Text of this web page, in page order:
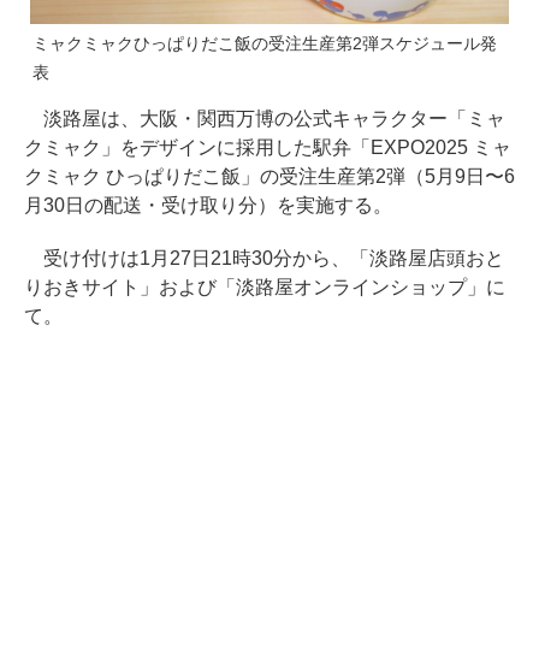
ミャクミャクひっぱりだこ飯の受注生産第2弾スケジュール発
表
淡路屋は、大阪・関西万博の公式キャラクター「ミャ
クミャク」をデザインに採用した駅弁「EXPO2025 ミャ
クミャク ひっぱりだこ飯」の受注生産第2弾（5月9日〜6
月30日の配送・受け取り分）を実施する。
受け付けは1月27日21時30分から、「淡路屋店頭おと
りおきサイト」および「淡路屋オンラインショップ」に
て。